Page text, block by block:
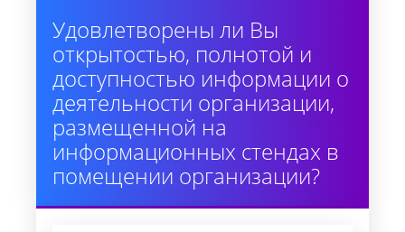
Удовлетворены ли Вы
открытостью, полнотой и
доступностью информации о
деятельности организации,
размещенной на
информационных стендах в
помещении организации?